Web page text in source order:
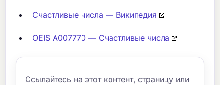
Счастливые числа — Википедия
OEIS A007770 — Счастливые числа
Ссылайтесь на этот контент, страницу или